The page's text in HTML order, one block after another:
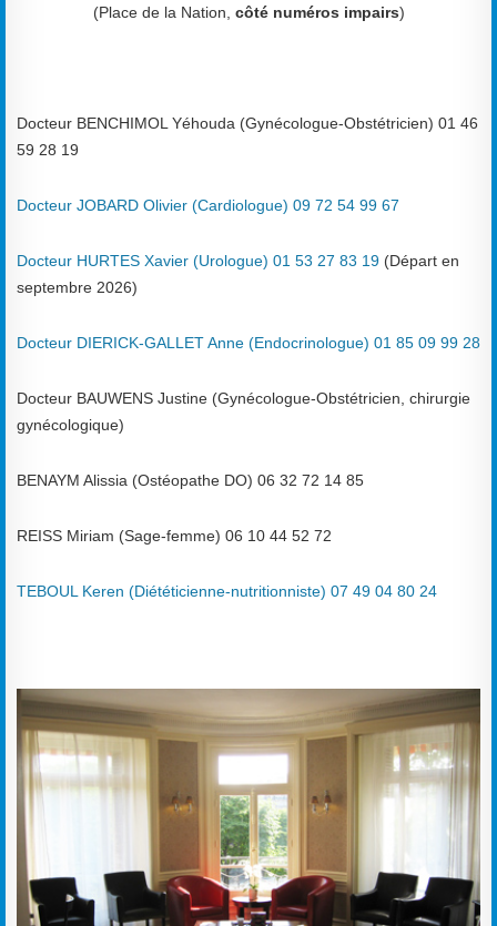
(Place de la Nation, côté numéros impairs)
Docteur BENCHIMOL Yéhouda (Gynécologue-Obstétricien) 01 46
59 28 19
Docteur JOBARD Olivier (Cardiologue) 09 72 54 99 67
Docteur HURTES Xavier (Urologue) 01 53 27 83 19 (Départ en
septembre 2026)
Docteur DIERICK-GALLET Anne (Endocrinologue) 01 85 09 99 28
Docteur BAUWENS Justine (Gynécologue-Obstétricien, chirurgie
gynécologique)
BENAYM Alissia (Ostéopathe DO) 06 32 72 14 85
REISS Miriam (Sage-femme) 06 10 44 52 72
TEBOUL Keren (Diététicienne-nutritionniste) 07 49 04 80 24